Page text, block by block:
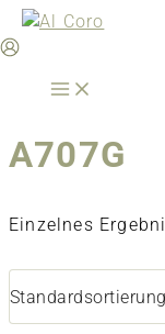
Zum
Inhalt
A707G
Einzelnes